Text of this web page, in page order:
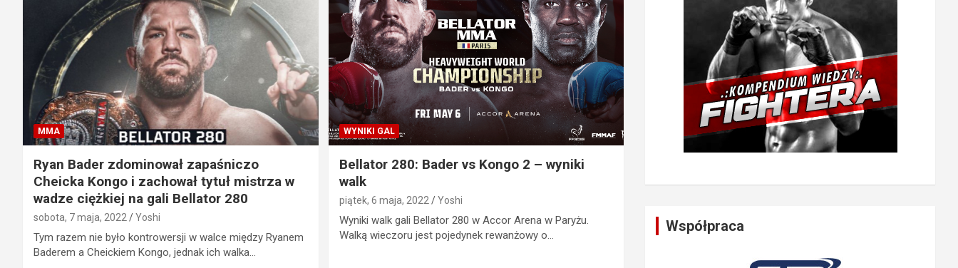
MMA
Ryan Bader zdominował zapaśniczo
Cheicka Kongo i zachował tytuł mistrza w
wadze ciężkiej na gali Bellator 280
sobota, 7 maja, 2022 Yoshi
Tym razem nie było kontrowersji w walce między Ryanem
Baderem a Cheickiem Kongo, jednak ich walka…
WYNIKI GAL
Bellator 280: Bader vs Kongo 2 – wyniki
walk
piątek, 6 maja, 2022 Yoshi
Wyniki walk gali Bellator 280 w Accor Arena w Paryżu.
Walką wieczoru jest pojedynek rewanżowy o…
Współpraca